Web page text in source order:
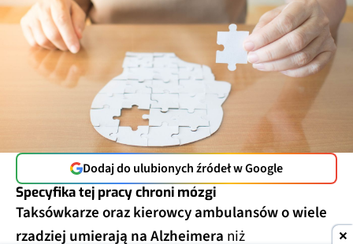
Dodaj do ulubionych źródeł w Google
Specyfika tej pracy chroni mózgi
Taksówkarze oraz kierowcy ambulansów o wiele
rzadziej umierają na Alzheimera niż